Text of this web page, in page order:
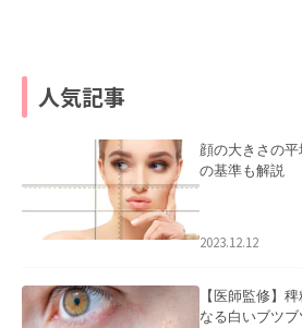
人気記事
顔の大きさの
の基準も解説
2023.12.12
【医師監修】
なる白いブツ